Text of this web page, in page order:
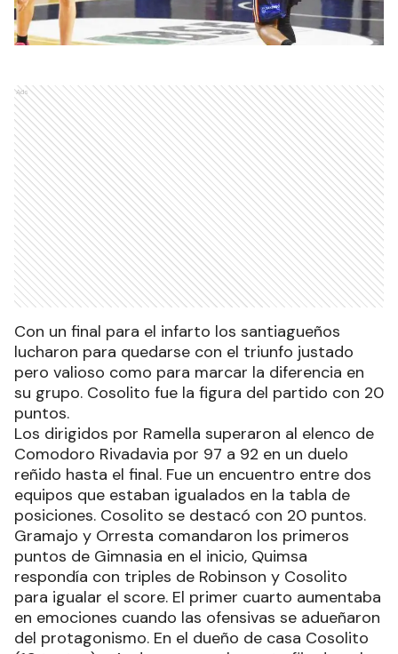
Ads
Con un final para el infarto los santiagueños
lucharon para quedarse con el triunfo justado
pero valioso como para marcar la diferencia en
su grupo. Cosolito fue la figura del partido con 20
puntos.
Los dirigidos por Ramella superaron al elenco de
Comodoro Rivadavia por 97 a 92 en un duelo
reñido hasta el final. Fue un encuentro entre dos
equipos que estaban igualados en la tabla de
posiciones. Cosolito se destacó con 20 puntos.
Gramajo y Orresta comandaron los primeros
puntos de Gimnasia en el inicio, Quimsa
respondía con triples de Robinson y Cosolito
para igualar el score. El primer cuarto aumentaba
en emociones cuando las ofensivas se adueñaron
del protagonismo. En el dueño de casa Cosolito